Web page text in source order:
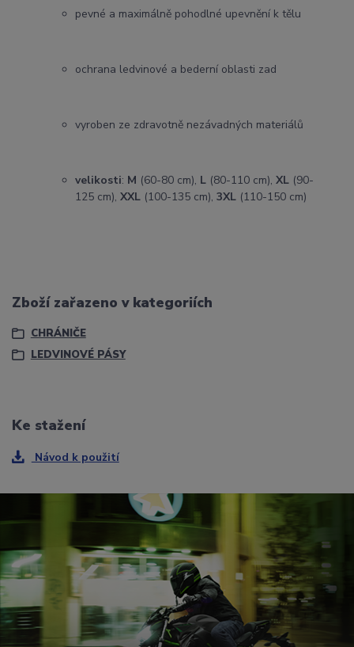
pevné a maximálně pohodlné upevnění k tělu
ochrana ledvinové a bederní oblasti zad
vyroben ze zdravotně nezávadných materiálů
velikosti: M (60-80 cm), L (80-110 cm), XL (90-
125 cm), XXL (100-135 cm), 3XL (110-150 cm)
Zboží zařazeno v kategoriích
CHRÁNIČE
LEDVINOVÉ PÁSY
Ke stažení
Návod k použití